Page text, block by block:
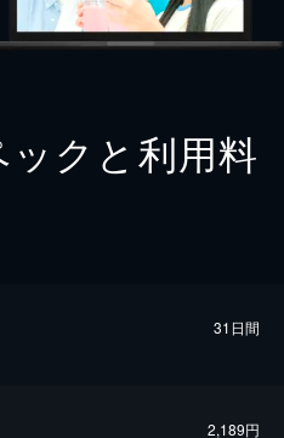
クと利用料
31日間
2,189円